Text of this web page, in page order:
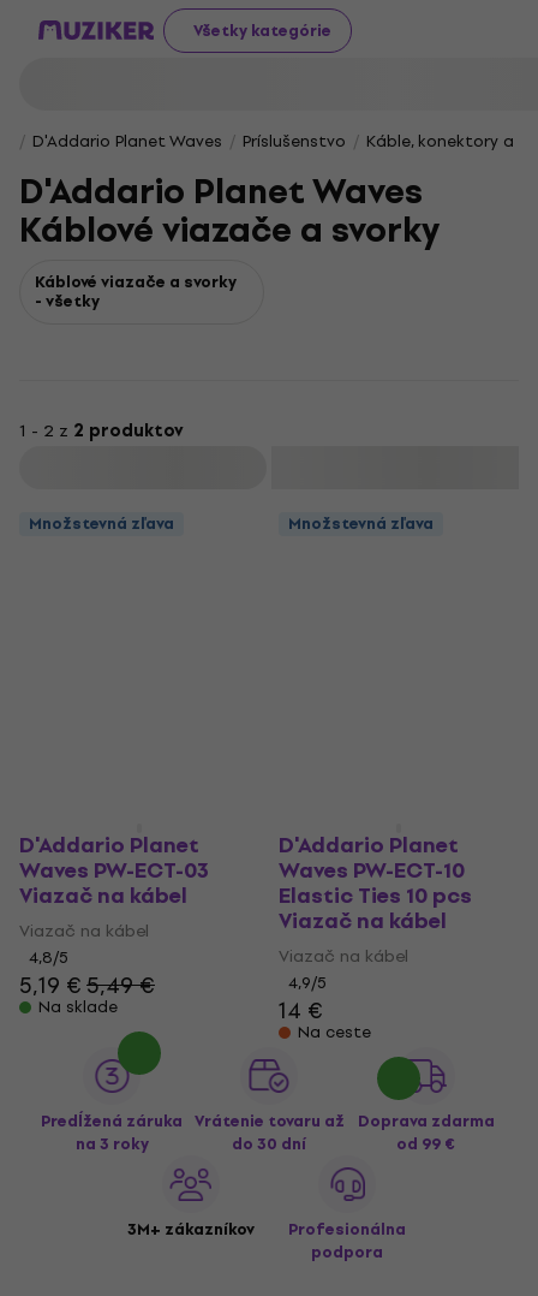
Všetky kategórie
D'Addario Planet Waves Príslušenstvo Káble, konektory a
D'Addario Planet Waves
Káblové viazače a svorky
Káblové viazače a svorky
- všetky
1 - 2 z 2 produktov
Množstevná zľava
D'Addario Planet
Waves PW-ECT-03
Viazač na kábel
Viazač na kábel
4,8/5
5,19 €5,49 €
Na sklade
Množstevná zľava
D'Addario Planet
Waves PW-ECT-10
Elastic Ties 10 pcs
Viazač na kábel
Viazač na kábel
4,9/5
14 €
Na ceste
Predĺžená záruka
na 3 roky
Vrátenie tovaru až
do 30 dní
Doprava zdarma
od 99 €
3M+ zákazníkov
Profesionálna
podpora